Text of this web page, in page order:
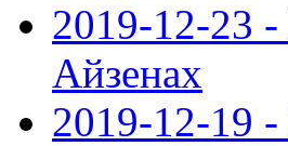
2019-12-23
Айзенах
2019-12-19 -